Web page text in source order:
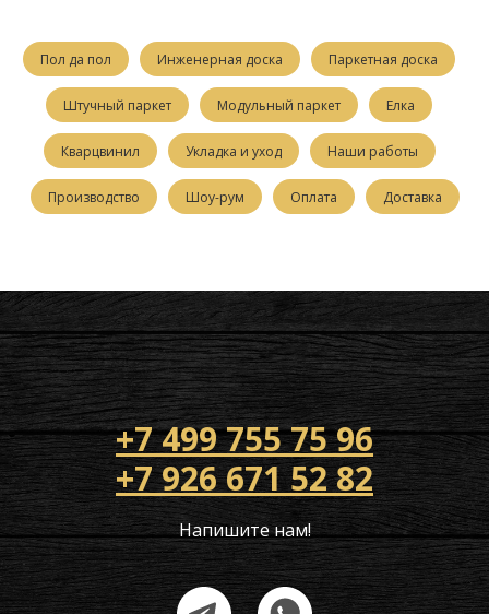
Пол да пол Инженерная доска Паркетная доска
Штучный паркет Модульный паркет Елка
Кварцвинил Укладка и уход Наши работы
Производство Шоу-рум Оплата Доставка
+7 499 755 75 96
+7 926 671 52 82
Напишите нам!